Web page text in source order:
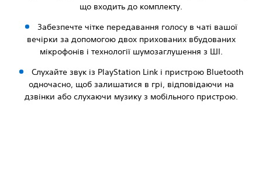
що входить до комплекту.
Забезпечте чітке передавання голосу в чаті вашої
вечірки за допомогою двох прихованих вбудованих
мікрофонів і технології шумозаглушення з ШІ.
Слухайте звук із PlayStation Link і пристрою Bluetooth
одночасно, щоб залишатися в грі, відповідаючи на
дзвінки або слухаючи музику з мобільного пристрою.